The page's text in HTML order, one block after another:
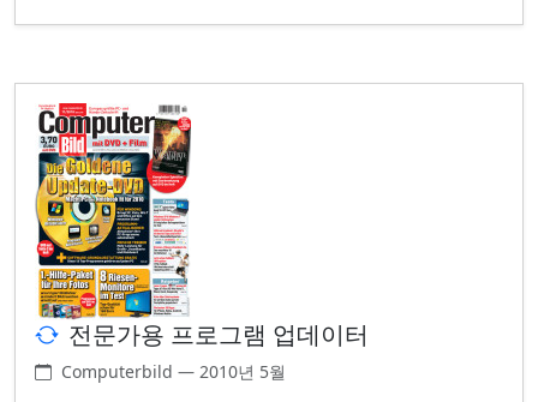
전문가용 프로그램 업데이터
Computerbild — 2010년 5월